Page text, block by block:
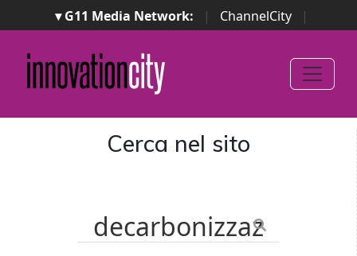
▾ G11 Media Network: | ChannelCity
|
ImpresaCity | SecurityOpenLab | Italian Channel
Awards
Italian Project Awards
Italian Security
Awards
Cerca nel sito